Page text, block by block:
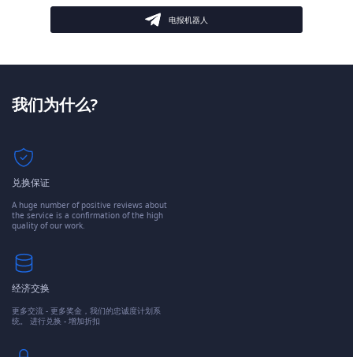
电报机器人
我们为什么?
兑换保证
A huge number of positive reviews about
the service is a confirmation of the high
quality of our work.
经济交换
更多交流 - 更多奖金，我们的忠诚度计划系
统。 进行兑换 - 增加折扣